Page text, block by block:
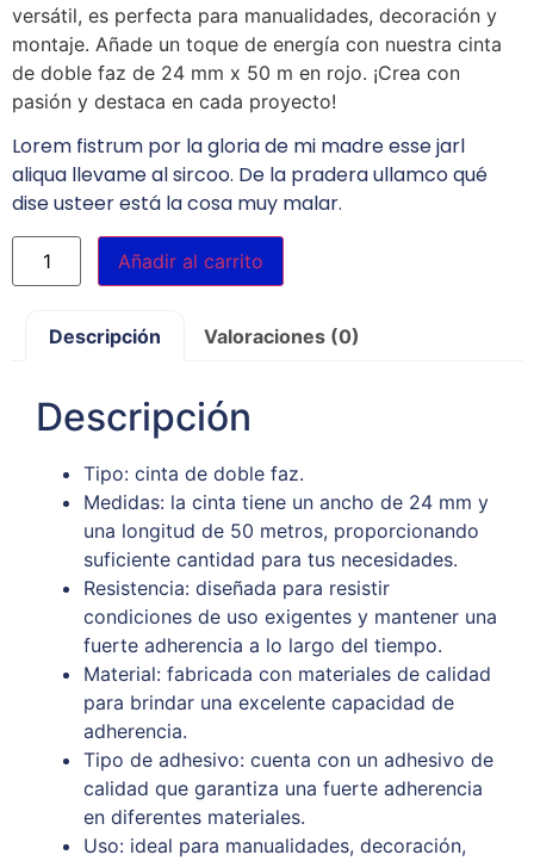
versátil, es perfecta para manualidades, decoración y
montaje. Añade un toque de energía con nuestra cinta
de doble faz de 24 mm x 50 m en rojo. ¡Crea con
pasión y destaca en cada proyecto!
Lorem fistrum por la gloria de mi madre esse jarl
aliqua llevame al sircoo. De la pradera ullamco qué
dise usteer está la cosa muy malar.
Añadir al carrito
Descripción Valoraciones (0)
Descripción
Tipo: cinta de doble faz.
Medidas: la cinta tiene un ancho de 24 mm y
una longitud de 50 metros, proporcionando
suficiente cantidad para tus necesidades.
Resistencia: diseñada para resistir
condiciones de uso exigentes y mantener una
fuerte adherencia a lo largo del tiempo.
Material: fabricada con materiales de calidad
para brindar una excelente capacidad de
adherencia.
Tipo de adhesivo: cuenta con un adhesivo de
calidad que garantiza una fuerte adherencia
en diferentes materiales.
Uso: ideal para manualidades, decoración,